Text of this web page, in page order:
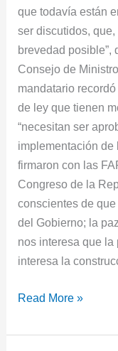
que todavía están
ser discutidos,
brevedad posible”,
Consejo de
mandatario
de ley que tienen
“necesitan ser
implementación de
firmaron con las
Congreso de la
conscientes de
del Gobierno; la
nos interesa que
interesa la
Read More »